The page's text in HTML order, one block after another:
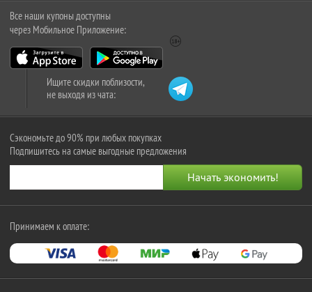
Все наши купоны доступны
через Мобильное Приложение:
Ищите скидки поблизости,
не выходя из чата:
Сэкономьте до 90% при любых покупках
Подпишитесь на самые выгодные предложения
Принимаем к оплате: